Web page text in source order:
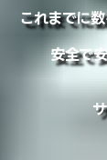
これまでに
安全で